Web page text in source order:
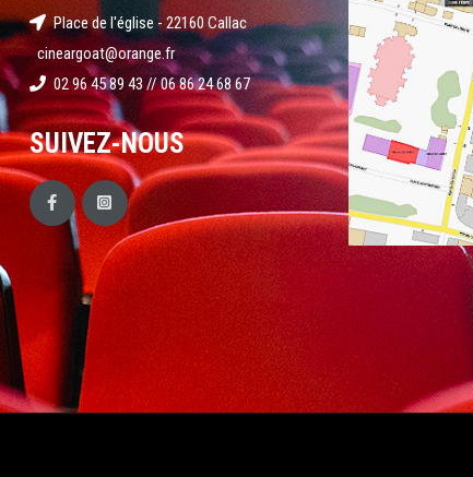
Place de l'église - 22160 Callac
cineargoat@orange.fr
02 96 45 89 43 // 06 86 24 68 67
SUIVEZ-NOUS